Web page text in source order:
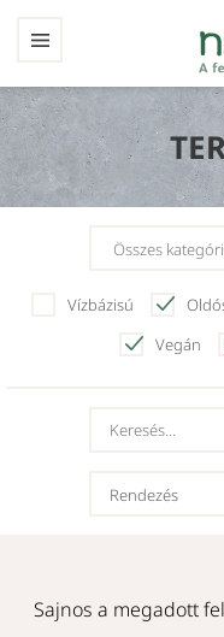
Vízbázisú
Vegán
Sajnos a megadott